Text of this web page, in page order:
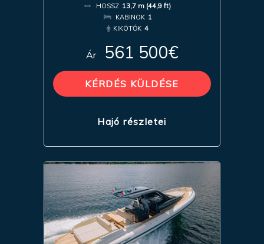
HOSSZ 13,7 m (44,9 ft)
KABINOK 1
KIKÖTŐK 4
Ár 561 500€
KÉRDÉS KÜLDÉSE
Hajó részletei